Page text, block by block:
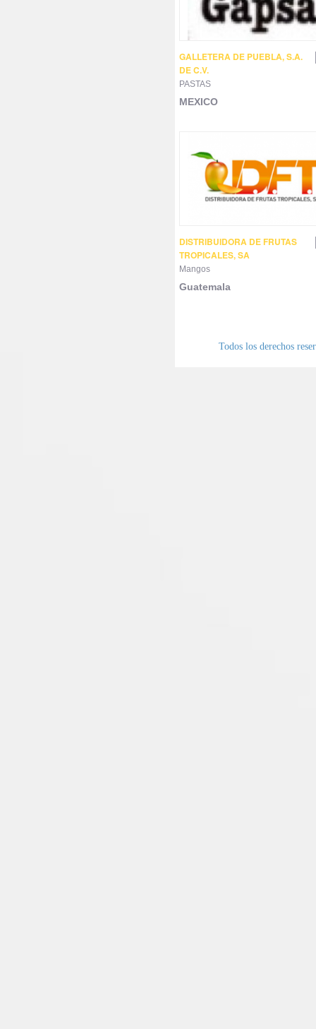
GALLETERA DE PUEBLA, S.A.
DE C.V.
PASTAS
MEXICO
DISTRIBUIDORA DE FRUTAS
TROPICALES, SA
Mangos
Guatemala
Todos los derechos